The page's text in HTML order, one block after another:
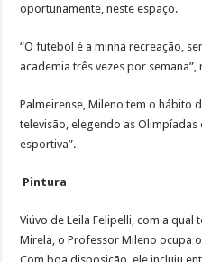
oportunamente, neste espaço.
“O futebol é a minha recreação,
academia três vezes por
Palmeirense, Mileno tem o hábito
televisão, elegendo as
esportiva”.
Pintura
Viúvo de Leila Felipelli, com a qual
Mirela, o Professor Mileno ocupa